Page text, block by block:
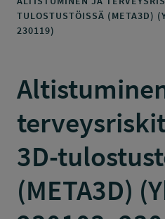
TULOSTUSTÖISSÄ (META3D)
230119)
3D-
(META3D)